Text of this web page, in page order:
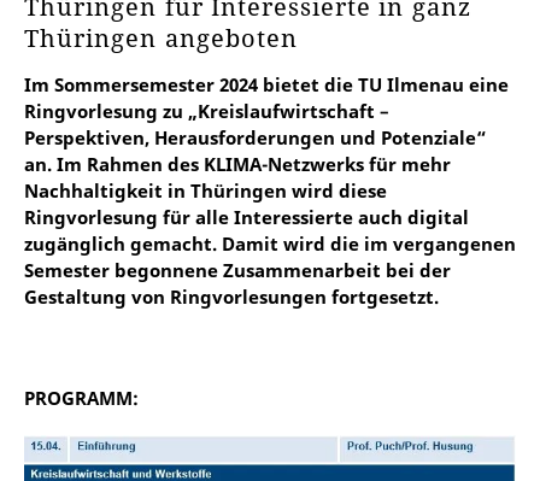
Thüringen für Interessierte in ganz
Thüringen angeboten
Im Sommersemester 2024 bietet die TU Ilmenau eine
Ringvorlesung zu „Kreislaufwirtschaft –
Perspektiven, Herausforderungen und Potenziale“
an. Im Rahmen des KLIMA-Netzwerks für mehr
Nachhaltigkeit in Thüringen wird diese
Ringvorlesung für alle Interessierte auch digital
zugänglich gemacht. Damit wird die im vergangenen
Semester begonnene Zusammenarbeit bei der
Gestaltung von Ringvorlesungen fortgesetzt.
PROGRAMM: